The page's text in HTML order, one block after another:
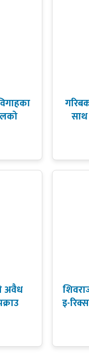
अवैध
इ-